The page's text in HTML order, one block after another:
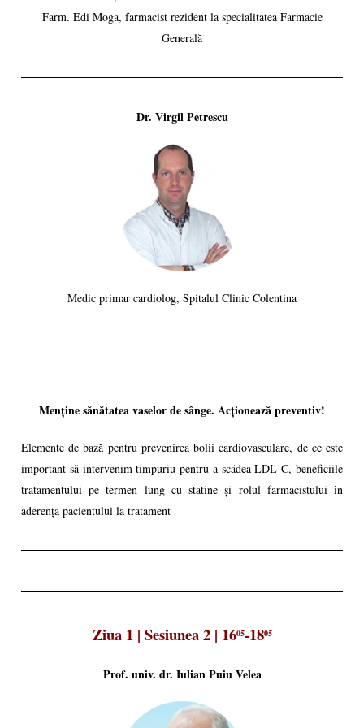
Farm. Edi Moga, farmacist rezident la specialitatea Farmacie
Generală
Dr. Virgil Petrescu
Medic primar cardiolog, Spitalul Clinic Colentina
Menține sănătatea vaselor de sânge. Acționează preventiv!
Elemente de bază pentru prevenirea bolii cardiovasculare, de ce este
important să intervenim timpuriu pentru a scădea LDL-C, beneficiile
tratamentului pe termen lung cu statine și rolul farmacistului în
aderența pacientului la tratament
Ziua 1 | Sesiunea 2 | 1605-1805
Prof. univ. dr. Iulian Puiu Velea